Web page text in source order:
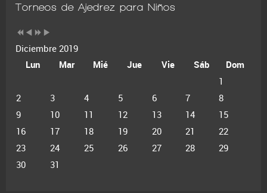
Torneos de Ajedrez para Niños
Diciembre 2019
Lun
Mar Mié Jue Vie Sáb
Dom
1
2
3 4 5 6 7
8
9
10 11 12 13 14
15
16
17 18 19 20 21
22
23
24 25 26 27 28
29
30
31